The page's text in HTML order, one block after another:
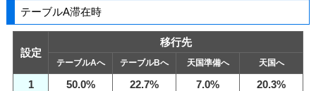
テーブルA滞在時
設定
移行先
テーブルAへ テーブルBへ 天国準備へ 天国へ
1 50.0% 22.7% 7.0%
20.3%